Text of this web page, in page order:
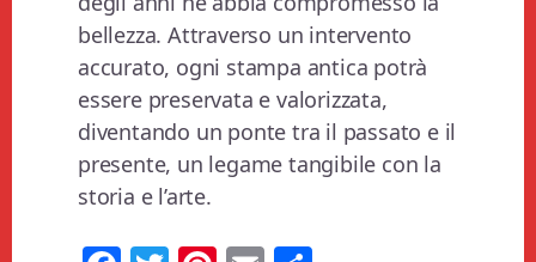
bellezza. Attraverso un intervento
accurato, ogni stampa antica potrà
essere preservata e valorizzata,
diventando un ponte tra il passato e il
presente, un legame tangibile con la
storia e l’arte.